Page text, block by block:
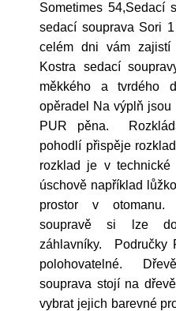
Sometimes 54,Sedací
sedací souprava Sori
celém dni vám zajistí
Kostra sedací
měkkého a tvrdého
opěradel Na výplň
PUR pěna.
pohodlí přispěje
rozklad je v
úschově například
prostor v otomanu.
soupravě si lze
záhlavníky. Područky
polohovatelné.
souprava stojí na
vybrat jejich barevné